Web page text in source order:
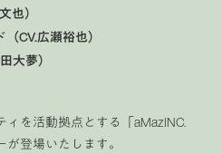
也）
CV.広瀬裕也）
大夢）
を活動拠点とする「aMazINC.
登場いたします。